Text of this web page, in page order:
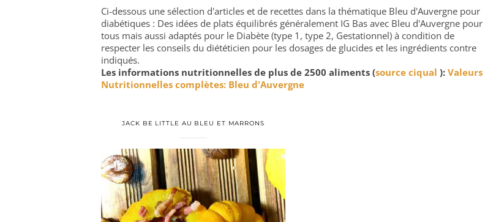
Ci-dessous une sélection d'articles et de recettes dans la thématique Bleu d'Auvergne pour
diabétiques : Des idées de plats équilibrés généralement IG Bas avec Bleu d'Auvergne pour
tous mais aussi adaptés pour le Diabète (type 1, type 2, Gestationnel) à condition de
respecter les conseils du diététicien pour les dosages de glucides et les ingrédients contre
indiqués.
Les informations nutritionnelles de plus de 2500 aliments (source ciqual ): Valeurs
Nutritionnelles complètes: Bleu d'Auvergne
JACK BE LITTLE AU BLEU ET MARRONS